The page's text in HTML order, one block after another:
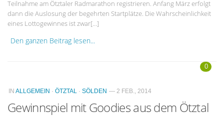
Teilnahme am Ötztaler Radmarathon registrieren. Anfang März erfolgt
dann die Auslosung der begehrten Startplätze. Die Wahrscheinlichkeit
eines Lottogewinnes ist zwar[…]
Den ganzen Beitrag lesen...
0
IN ALLGEMEIN · ÖTZTAL · SÖLDEN — 2 FEB., 2014
Gewinnspiel mit Goodies aus dem Ötztal